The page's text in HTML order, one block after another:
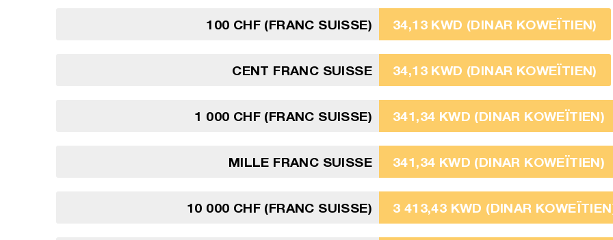
100 CHF (FRANC SUISSE) 34,13 KWD (DINAR KOWEÏTIEN)
CENT FRANC SUISSE 34,13 KWD (DINAR KOWEÏTIEN)
1 000 CHF (FRANC SUISSE) 341,34 KWD (DINAR KOWEÏTIEN)
MILLE FRANC SUISSE 341,34 KWD (DINAR KOWEÏTIEN)
10 000 CHF (FRANC SUISSE) 3 413,43 KWD (DINAR